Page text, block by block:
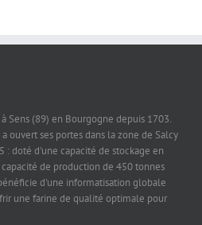
Sens (89) en Bourgogne depuis 1703.
ouvert ses portes dans la zone de Salcy
: doté d'une capacité de stockage en
de production de 450 tonnes
d'une informatisation globale
une farine de qualité optimale pour